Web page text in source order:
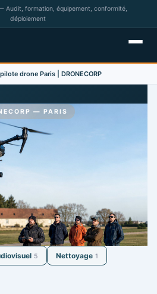
Audit, formation, équipement, conformité,
déploiement
drone Paris | DRONECORP
— PARIS
drone à Paris
à Paris et alentours.
sur mesure.
GRATUIT
5 Nettoyage 1